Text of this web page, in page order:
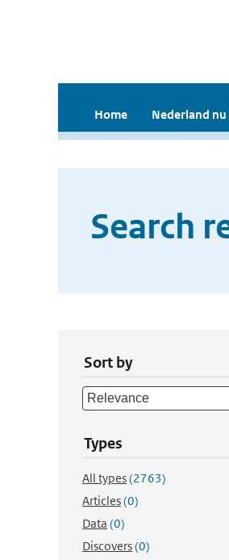
Home Nederland nu
Search
Sort by
Types
All types(2763)
Articles(0)
Data (0)
Discovers(0)